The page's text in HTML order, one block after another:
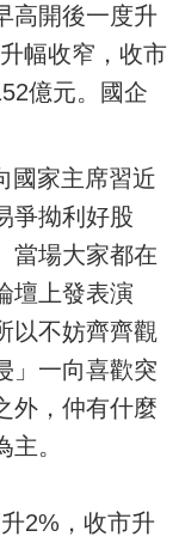
高開後一度升
幅收窄，收市
億元。國企
國家主席習近
爭拗利好股
當場大家都在
壇上發表演
以不妨齊齊觀
」一向喜歡突
外，仲有什麼
。
2%，收市升